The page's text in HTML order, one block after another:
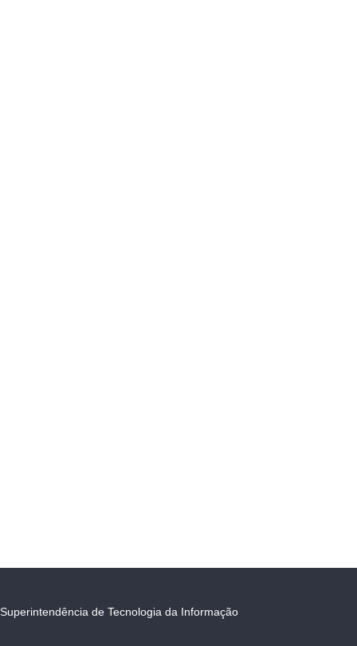
Superintendência de Tecnologia da Informação